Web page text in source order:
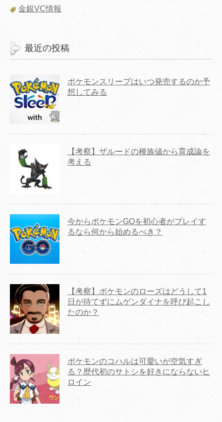
金銀VC情報
最近の投稿
ポケモンスリープはいつ発売するのか予
想してみる
【考察】ザルードの種族値から育成論を
考える
今からポケモンGOを初心者がプレイす
るなら何から始めるべき？
【考察】ポケモンのローズはどうして1
日が待てずにムゲンダイナを呼び起こし
たのか？
ポケモンのコハルは可愛いが空気すぎ
る？歴代初のサトシを好きにならないヒ
ロイン